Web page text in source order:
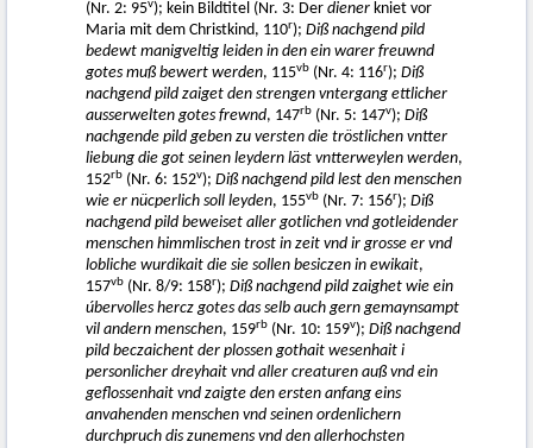
(Nr. 2: 95v); kein Bildtitel (Nr. 3: Der diener kniet vor
Maria mit dem Christkind, 110r); Diß nachgend pild
bedewt manigveltig leiden in den ein warer freuwnd
gotes muß bewert werden, 115vb (Nr. 4: 116r); Diß
nachgend pild zaiget den strengen vntergang ettlicher
ausserwelten gotes frewnd, 147rb (Nr. 5: 147v); Diß
nachgende pild geben zu versten die tröstlichen vntter
liebung die got seinen leydern läst vntterweylen werden,
152rb (Nr. 6: 152v); Diß nachgend pild lest den menschen
wie er nücperlich soll leyden, 155vb (Nr. 7: 156r); Diß
nachgend pild beweiset aller gotlichen vnd gotleidender
menschen himmlischen trost in zeit vnd ir grosse er vnd
lobliche wurdikait die sie sollen besiczen in ewikait,
157vb (Nr. 8/9: 158r); Diß nachgend pild zaighet wie ein
úbervolles hercz gotes das selb auch gern gemaynsampt
vil andern menschen, 159rb (Nr. 10: 159v); Diß nachgend
pild beczaichent der plossen gothait wesenhait i
personlicher dreyhait vnd aller creaturen auß vnd ein
geflossenhait vnd zaigte den ersten anfang eins
anvahenden menschen vnd seinen ordenlichern
durchpruch dis zunemens vnd den allerhochsten